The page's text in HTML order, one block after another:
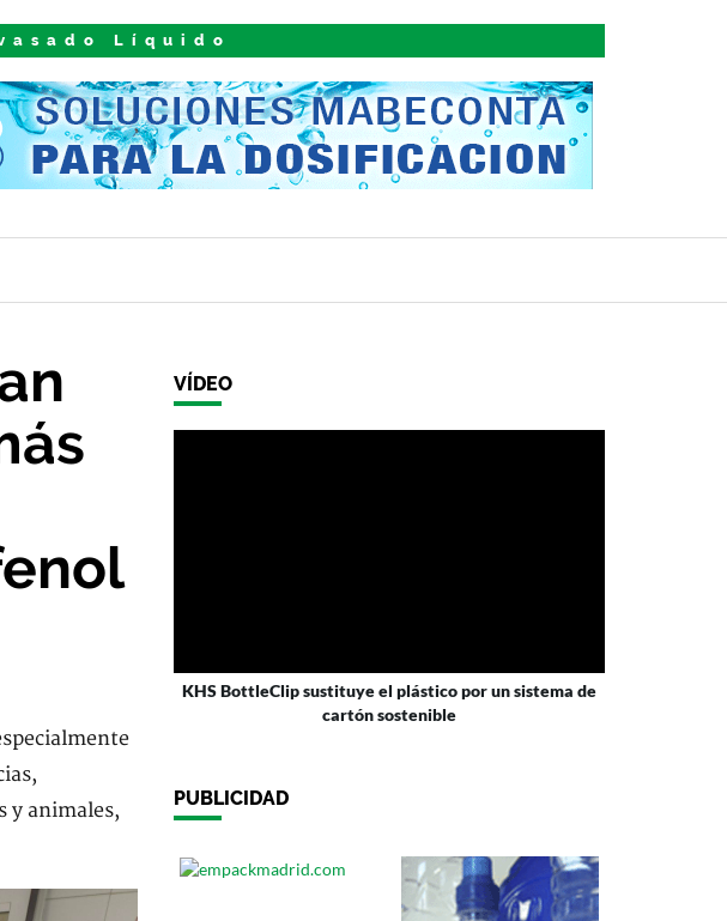
Líquido
y animales,
VÍDEO
KHS BottleClip sustituye el plástico por un sistema de
cartón sostenible
PUBLICIDAD